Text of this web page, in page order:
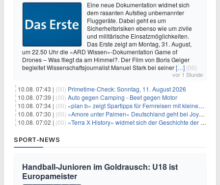
Eine neue Dokumentation widmet sich
dem rasanten Aufstieg unbemannter
Fluggeräte. Dabei geht es um
Sicherheitsrisiken ebenso wie um zivile
und militärische Einsatzmöglichkeiten.
Das Erste zeigt am Montag, 31. August,
um 22.50 Uhr die «ARD Wissen»-Dokumentation Game of
Drones – Was fliegt da am Himmel?. Der Film von Boris Geiger
begleitet Wissenschaftsjournalist Manuel Stark bei seiner[…] (00)
vor 1 Stunde
10.08. 07:43 | (00) Primetime-Check: Sonntag, 11. August 2026
10.08. 07:39 | (00) Auto gegen Camping - Beet gegen Motor
10.08. 07:34 | (00) «plan b» zeigt Spartipps für Fernreisen mit kleinem Budget
10.08. 07:30 | (00) «Amore unter Palmen» Deutschland geht bei Joyn weiter
10.08. 07:02 | (00) «Terra X History» widmet sich der Geschichte der deutschen Vereine
SPORT-NEWS
Handball-Junioren im Goldrausch: U18 ist
Europameister